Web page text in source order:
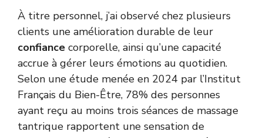
À titre personnel, j’ai observé chez plusieurs
clients une amélioration durable de leur
confiance corporelle, ainsi qu’une capacité
accrue à gérer leurs émotions au quotidien.
Selon une étude menée en 2024 par l’Institut
Français du Bien-Être, 78% des personnes
ayant reçu au moins trois séances de massage
tantrique rapportent une sensation de